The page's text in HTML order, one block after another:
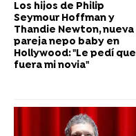
Los hijos de Philip
Seymour Hoffman y
Thandie Newton, nueva
pareja nepo baby en
Hollywood: "Le pedí que
fuera mi novia"